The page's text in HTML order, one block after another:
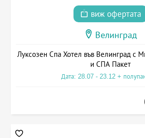
виж офертата
Велинград
Луксозен Спа Хотел във Велинград с
и СПА Пакет
Дата: 28.07 - 23.12 +